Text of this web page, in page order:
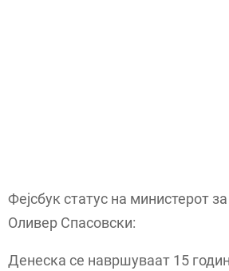
Фејсбук статус на министерот
Оливер Спасовски:
Денеска се навршуваат 15